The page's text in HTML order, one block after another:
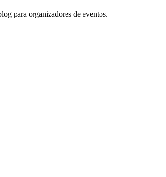
para organizadores de eventos.